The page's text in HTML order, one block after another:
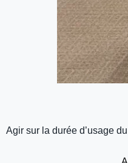
Agir sur la durée d’usage